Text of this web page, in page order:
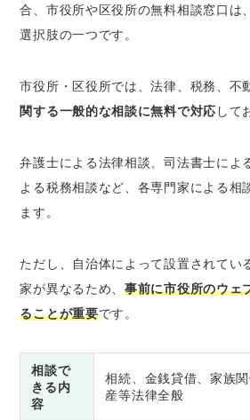
合、市役所や区役所の無料相談窓口は
選択肢の一つです。
市役所・区役所では、法律、税務、不
関する一般的な相談に無料で対応 して
弁護士による法律相談、司法書士によ
よる税務相談など、各専門家による相
ます。
ただし、自治体によって設置されてい
家が異なるため、事前に市役所のウェ
ることが重要です。
相談で
きる内
容
相続、金銭貸借、家族
産等法律全般